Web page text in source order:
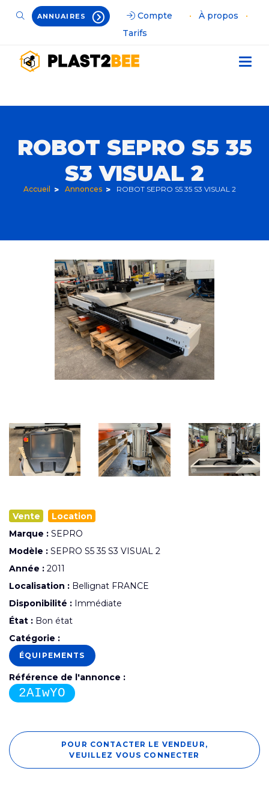
ANNUAIRES Compte • À propos
•
Tarifs
ROBOT SEPRO S5 35
S3 VISUAL 2
Accueil Annonces ROBOT SEPRO S5 35 S3 VISUAL 2
Vente
Location
Marque : SEPRO
Modèle : SEPRO S5 35 S3 VISUAL 2
Année : 2011
Localisation : Bellignat FRANCE
Disponibilité : Immédiate
État : Bon état
Catégorie :
ÉQUIPEMENTS
Référence de l'annonce :
2AIwYO
POUR CONTACTER LE VENDEUR,
VEUILLEZ VOUS CONNECTER